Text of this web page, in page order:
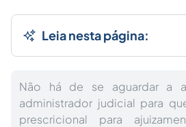
Leia nesta página:
Não há de se aguardar a
administrador judicial para
prescricional para